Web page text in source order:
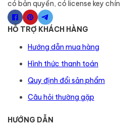
có bản quyền, có license key
HỖ TRỢ KHÁCH HÀNG
Hướng dẫn mua hàng
Hình thức thanh toán
Quy định đổi sản phẩm
Câu hỏi thường gặp
HƯỚNG DẪN